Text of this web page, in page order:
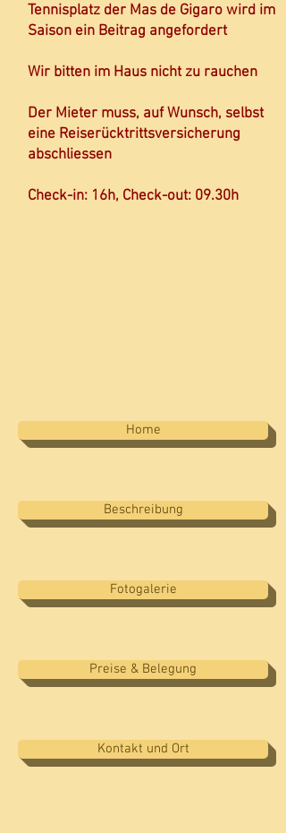
Tennisplatz der Mas de Gigaro wird im
Saison ein Beitrag angefordert
Wir bitten im Haus nicht zu rauchen
Der Mieter muss, auf Wunsch, selbst
eine Reiserücktrittsversicherung
abschliessen
Check-in: 16h, Check-out: 09.30h
Home
Beschreibung
Fotogalerie
Preise & Belegung
Kontakt und Ort